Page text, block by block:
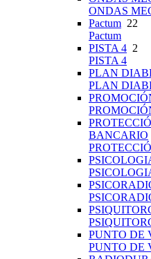
ONDAS
Pactum 22
Pactum
PISTA 4 2
PISTA 4
PLAN
PLAN
BANCARIO
PUNTO DE
PUNTO DE